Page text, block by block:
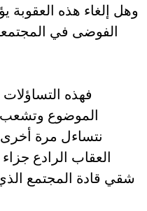
إلغاء هذه العقوبة
الفوضى في
فهذه التساؤلات
الموضوع وتشعب
نتساءل مرة
العقاب الرادع
شقي قادة المجتمع الذي